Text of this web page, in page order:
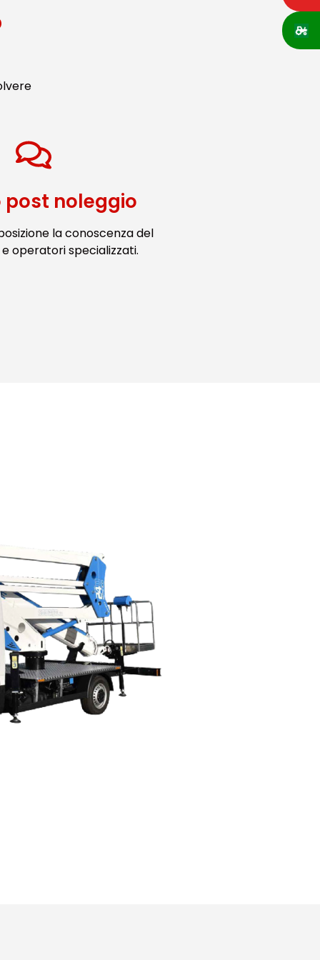
post noleggio
la conoscenza del
operatori specializzati.